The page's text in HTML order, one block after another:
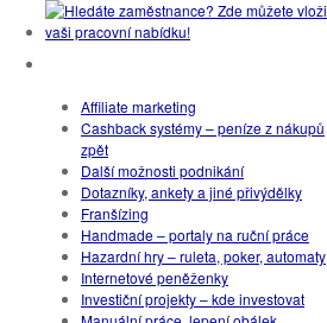
Affiliate marketing
Cashback systémy – peníze z nákupů
zpět
Další možnosti podnikání
Dotazníky, ankety a jiné přivýdělky
Franšízing
Handmade – portaly na ruční práce
Hazardní hry – ruleta, poker, automaty
Internetové peněženky
Investiční projekty – kde investovat